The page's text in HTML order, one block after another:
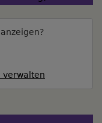
verwalten